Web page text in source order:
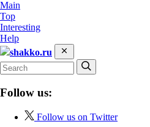
Main
Top
Interesting
Help
shakko.ru
Follow us:
Follow us on Twitter